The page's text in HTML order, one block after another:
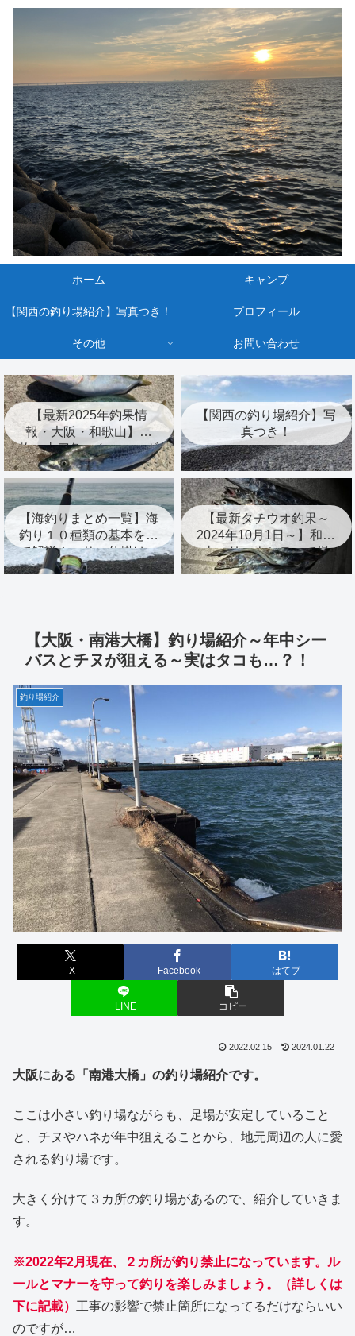
ホーム キャンプ
【関西の釣り場紹介】写真つき！ プロフィール
その他 お問い合わせ
【最新2025年釣果情
報・大阪・和歌山】青
物・太刀魚・タコ・エギ
ング・キスなど！
【関西の釣り場紹介】写
真つき！
【海釣りまとめ一覧】海
釣り１０種類の基本を全
て解説！エサ、仕掛け、
時期、おすすめ度も紹
【最新タチウオ釣果～
2024年10月1日～】和歌
山マリーナシティで爆
釣！釣果アップの秘訣紹
【大阪・南港大橋】釣り場紹介～年中シー
バスとチヌが狙える～実はタコも…？！
釣り場紹介
X Facebook はてブ
LINE コピー
2022.02.15 2024.01.22
大阪にある「南港大橋」の釣り場紹介です。
ここは小さい釣り場ながらも、足場が安定していること
と、チヌやハネが年中狙えることから、地元周辺の人に愛
される釣り場です。
大きく分けて３カ所の釣り場があるので、紹介していきま
す。
※2022年2月現在、２カ所が釣り禁止になっています。ル
ールとマナーを守って釣りを楽しみましょう。（詳しくは
下に記載） 工事の影響で禁止箇所になってるだけならいい
のですが…